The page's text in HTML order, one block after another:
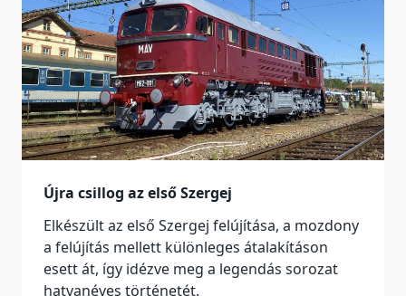
Újra csillog az első Szergej
Elkészült az első Szergej felújítása, a mozdony
a felújítás mellett különleges átalakításon
esett át, így idézve meg a legendás sorozat
hatvanéves történetét.